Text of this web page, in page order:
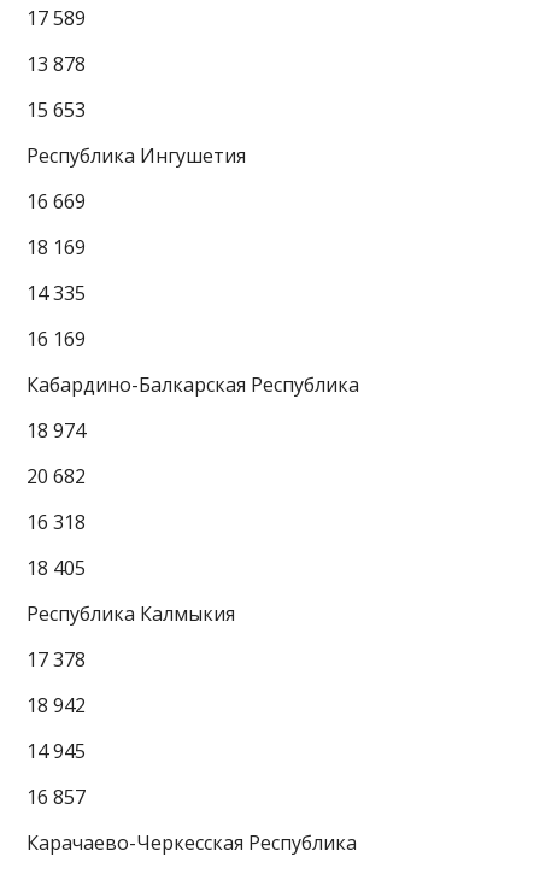
17 589
13 878
15 653
Республика Ингушетия
16 669
18 169
14 335
16 169
Кабардино-Балкарская Республика
18 974
20 682
16 318
18 405
Республика Калмыкия
17 378
18 942
14 945
16 857
Карачаево-Черкесская Республика